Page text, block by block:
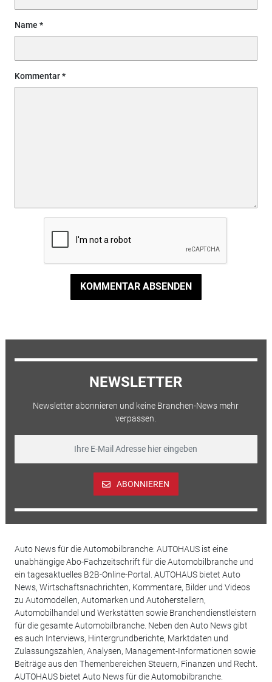
Name
Kommentar
KOMMENTAR ABSENDEN
NEWSLETTER
Newsletter abonnieren und keine Branchen-News mehr
verpassen.
ABONNIEREN
Auto News für die Automobilbranche: AUTOHAUS ist eine
unabhängige Abo-Fachzeitschrift für die Automobilbranche und
ein tagesaktuelles B2B-Online-Portal. AUTOHAUS bietet Auto
News, Wirtschaftsnachrichten, Kommentare, Bilder und Videos
zu Automodellen, Automarken und Autoherstellern,
Automobilhandel und Werkstätten sowie Branchendienstleistern
für die gesamte Automobilbranche. Neben den Auto News gibt
es auch Interviews, Hintergrundberichte, Marktdaten und
Zulassungszahlen, Analysen, Management-Informationen sowie
Beiträge aus den Themenbereichen Steuern, Finanzen und Recht.
AUTOHAUS bietet Auto News für die Automobilbranche.